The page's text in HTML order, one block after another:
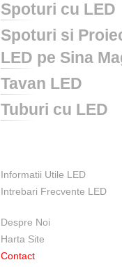
Spoturi cu LED
Spoturi si
LED pe Sina
Tavan LED
Tuburi cu LED
Informatii Utile LED
Intrebari Frecvente LED
Despre Noi
Harta Site
Contact